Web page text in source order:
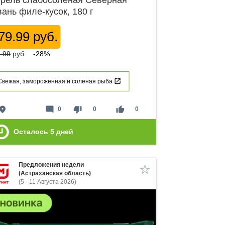
филе-кусок, 180 г
руб.
руб. -28%
замороженная и соленая рыба
place thumb_down 0 thumb_up 0
mode_comment 0
Осталось 5 дней
Предложения недели
(Астраханская область)
(5 - 11 Августа 2026)